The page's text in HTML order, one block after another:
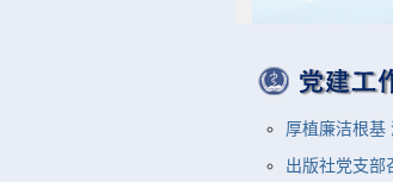
厚植廉洁根
出版社党支部